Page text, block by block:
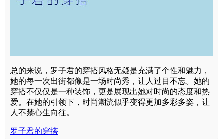
总的来说，罗子君的穿搭风格无疑是充满了个性和魅力，
她的每一次出街都像是一场时尚秀，让人过目不忘。她的
穿搭不仅仅是一种装饰，更是展现出她对时尚的态度和热
爱。在她的引领下，时尚潮流似乎变得更加多彩多姿，让
人不禁心生向往。
罗子君的穿搭